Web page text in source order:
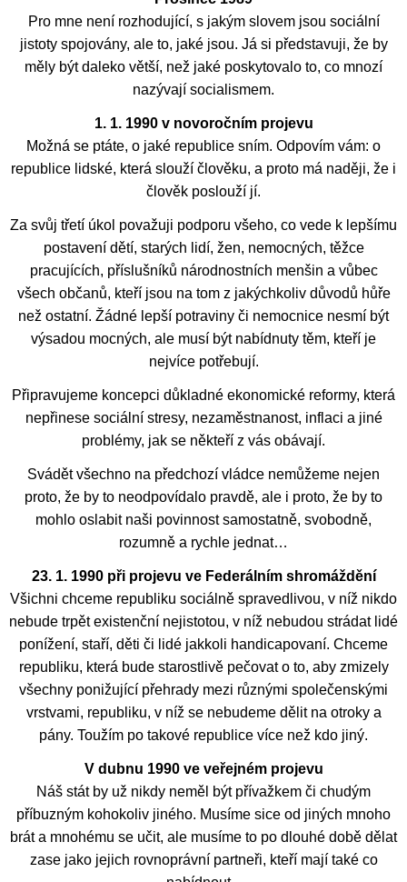
Pro mne není rozhodující, s jakým slovem jsou sociální
jistoty spojovány, ale to, jaké jsou. Já si představuji, že by
měly být daleko větší, než jaké poskytovalo to, co mnozí
nazývají socialismem.
1. 1. 1990 v novoročním projevu
Možná se ptáte, o jaké republice sním. Odpovím vám: o
republice lidské, která slouží člověku, a proto má naději, že i
člověk poslouží jí.
Za svůj třetí úkol považuji podporu všeho, co vede k lepšímu
postavení dětí, starých lidí, žen, nemocných, těžce
pracujících, příslušníků národnostních menšin a vůbec
všech občanů, kteří jsou na tom z jakýchkoliv důvodů hůře
než ostatní. Žádné lepší potraviny či nemocnice nesmí být
výsadou mocných, ale musí být nabídnuty těm, kteří je
nejvíce potřebují.
Připravujeme koncepci důkladné ekonomické reformy, která
nepřinese sociální stresy, nezaměstnanost, inflaci a jiné
problémy, jak se někteří z vás obávají.
Svádět všechno na předchozí vládce nemůžeme nejen
proto, že by to neodpovídalo pravdě, ale i proto, že by to
mohlo oslabit naši povinnost samostatně, svobodně,
rozumně a rychle jednat…
23. 1. 1990 při projevu ve Federálním shromáždění
Všichni chceme republiku sociálně spravedlivou, v níž nikdo
nebude trpět existenční nejistotou, v níž nebudou strádat lidé
ponížení, staří, děti či lidé jakkoli handicapovaní. Chceme
republiku, která bude starostlivě pečovat o to, aby zmizely
všechny ponižující přehrady mezi různými společenskými
vrstvami, republiku, v níž se nebudeme dělit na otroky a
pány. Toužím po takové republice více než kdo jiný.
V dubnu 1990 ve veřejném projevu
Náš stát by už nikdy neměl být přívažkem či chudým
příbuzným kohokoliv jiného. Musíme sice od jiných mnoho
brát a mnohému se učit, ale musíme to po dlouhé době dělat
zase jako jejich rovnoprávní partneři, kteří mají také co